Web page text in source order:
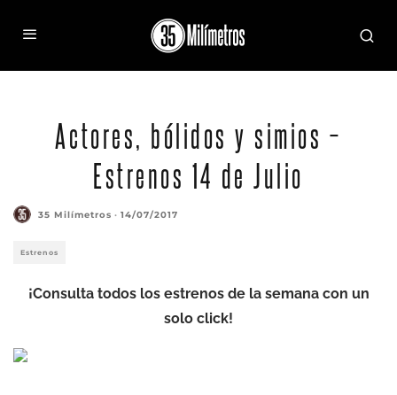
CARS 3NEXT-GEN TAKES THE LEAD ó Jackson Storm (voice of Armie Hammer), a
Actores, bólidos y simios –
Estrenos 14 de Julio
35 Milímetros · 14/07/2017
Estrenos
¡Consulta todos los estrenos de la semana con un
solo click!